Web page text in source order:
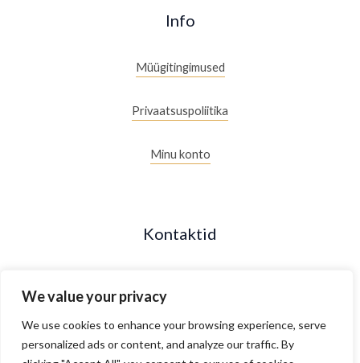
We value your privacy
We use cookies to enhance your browsing experience, serve
personalized ads or content, and analyze our traffic. By
Info
Müügitingimused
Privaatsuspoliitika
Minu konto
Kontaktid
Maakri 19/2, Tallinn, Estonia